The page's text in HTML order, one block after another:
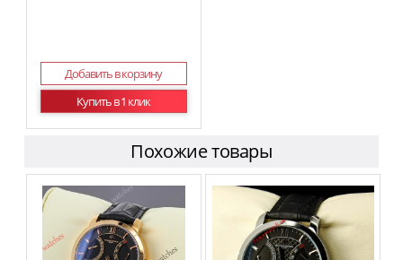
Добавить в корзину
Купить в 1 клик
Похожие товары